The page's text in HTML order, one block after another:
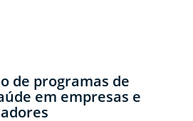
de programas de
em empresas e